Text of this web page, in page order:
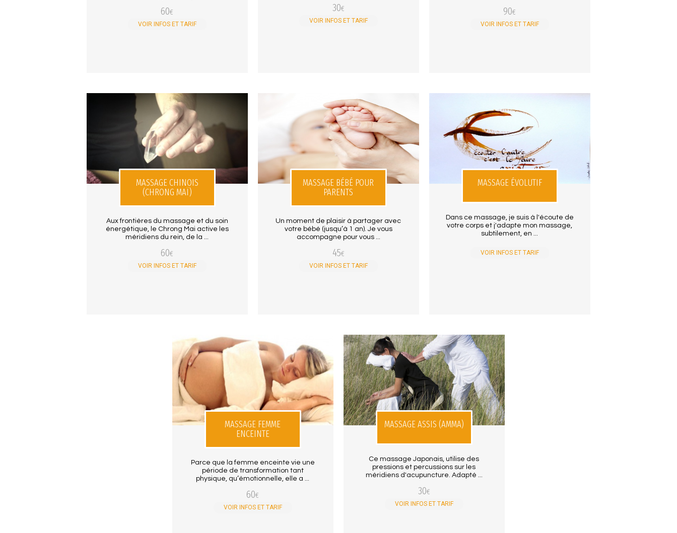
60€
VOIR INFOS ET TARIF
30€
VOIR INFOS ET TARIF
90€
VOIR INFOS ET TARIF
MASSAGE CHINOIS
(CHRONG MAÏ)
Aux frontières du massage et du soin
énergétique, le Chrong Mai active les
méridiens du rein, de la ...
60€
VOIR INFOS ET TARIF
MASSAGE BÉBÉ POUR
PARENTS
Un moment de plaisir à partager avec
votre bébé (jusqu’à 1 an). Je vous
accompagne pour vous ...
45€
VOIR INFOS ET TARIF
MASSAGE ÉVOLUTIF
Dans ce massage, je suis à l'écoute de
votre corps et j'adapte mon massage,
subtilement, en ...
VOIR INFOS ET TARIF
MASSAGE FEMME
ENCEINTE
Parce que la femme enceinte vie une
période de transformation tant
physique, qu’émotionnelle, elle a ...
60€
VOIR INFOS ET TARIF
MASSAGE ASSIS (AMMA)
Ce massage Japonais, utilise des
pressions et percussions sur les
méridiens d'acupuncture. Adapté ...
30€
VOIR INFOS ET TARIF